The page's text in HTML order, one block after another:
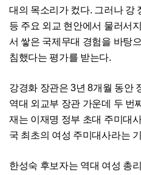
대의 목소리가 컸다. 그러나 강
등 주요 외교 현안에서 물러서
서 쌓은 국제무대 경험을 바탕
침했다는 평가를 받는다.
강경화 장관은 3년 8개월 동안
역대 외교부 장관 가운데 두 번
재는 이재명 정부 초대 주미대
국 최초의 여성 주미대사라는
한성숙 후보자는 역대 여성 총